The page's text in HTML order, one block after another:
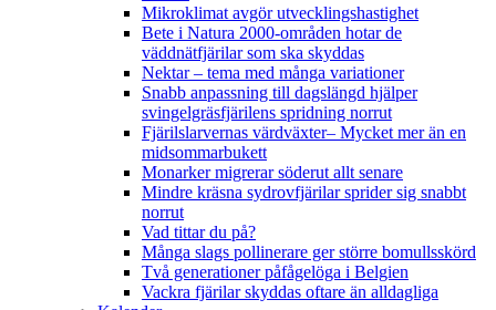
Mikroklimat avgör utvecklingshastighet
Bete i Natura 2000-områden hotar de
väddnätfjärilar som ska skyddas
Nektar – tema med många variationer
Snabb anpassning till dagslängd hjälper
svingelgräsfjärilens spridning norrut
Fjärilslarvernas värdväxter– Mycket mer än en
midsommarbukett
Monarker migrerar söderut allt senare
Mindre kräsna sydrovfjärilar sprider sig snabbt
norrut
Vad tittar du på?
Många slags pollinerare ger större bomullsskörd
Två generationer påfågelöga i Belgien
Vackra fjärilar skyddas oftare än alldagliga